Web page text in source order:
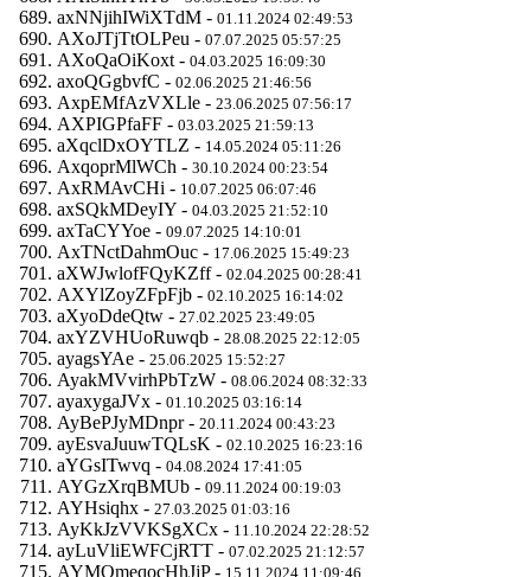
axNNjihIWiXTdM - 01.11.2024 02:49:53
AXoJTjTtOLPeu - 07.07.2025 05:57:25
AXoQaOiKoxt - 04.03.2025 16:09:30
axoQGgbvfC - 02.06.2025 21:46:56
AxpEMfAzVXLle - 23.06.2025 07:56:17
AXPIGPfaFF - 03.03.2025 21:59:13
aXqclDxOYTLZ - 14.05.2024 05:11:26
AxqoprMlWCh - 30.10.2024 00:23:54
AxRMAvCHi - 10.07.2025 06:07:46
axSQkMDeyIY - 04.03.2025 21:52:10
axTaCYYoe - 09.07.2025 14:10:01
AxTNctDahmOuc - 17.06.2025 15:49:23
aXWJwlofFQyKZff - 02.04.2025 00:28:41
AXYlZoyZFpFjb - 02.10.2025 16:14:02
aXyoDdeQtw - 27.02.2025 23:49:05
axYZVHUoRuwqb - 28.08.2025 22:12:05
ayagsYAe - 25.06.2025 15:52:27
AyakMVvirhPbTzW - 08.06.2024 08:32:33
ayaxygaJVx - 01.10.2025 03:16:14
AyBePJyMDnpr - 20.11.2024 00:43:23
ayEsvaJuuwTQLsK - 02.10.2025 16:23:16
aYGsITwvq - 04.08.2024 17:41:05
AYGzXrqBMUb - 09.11.2024 00:19:03
AYHsiqhx - 27.03.2025 01:03:16
AyKkJzVVKSgXCx - 11.10.2024 22:28:52
ayLuVliEWFCjRTT - 07.02.2025 21:12:57
AYMQmeqocHhJjP - 15.11.2024 11:09:46